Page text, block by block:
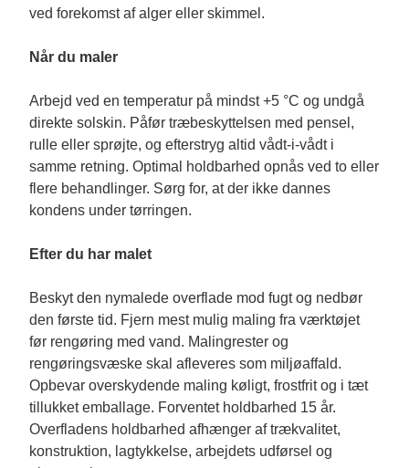
ved forekomst af alger eller skimmel.
Når du maler
Arbejd ved en temperatur på mindst +5 °C og undgå
direkte solskin. Påfør træbeskyttelsen med pensel,
rulle eller sprøjte, og efterstryg altid vådt-i-vådt i
samme retning. Optimal holdbarhed opnås ved to eller
flere behandlinger. Sørg for, at der ikke dannes
kondens under tørringen.
Efter du har malet
Beskyt den nymalede overflade mod fugt og nedbør
den første tid. Fjern mest mulig maling fra værktøjet
før rengøring med vand. Malingrester og
rengøringsvæske skal afleveres som miljøaffald.
Opbevar overskydende maling køligt, frostfrit og i tæt
tillukket emballage. Forventet holdbarhed 15 år.
Overfladens holdbarhed afhænger af trækvalitet,
konstruktion, lagtykkelse, arbejdets udførsel og